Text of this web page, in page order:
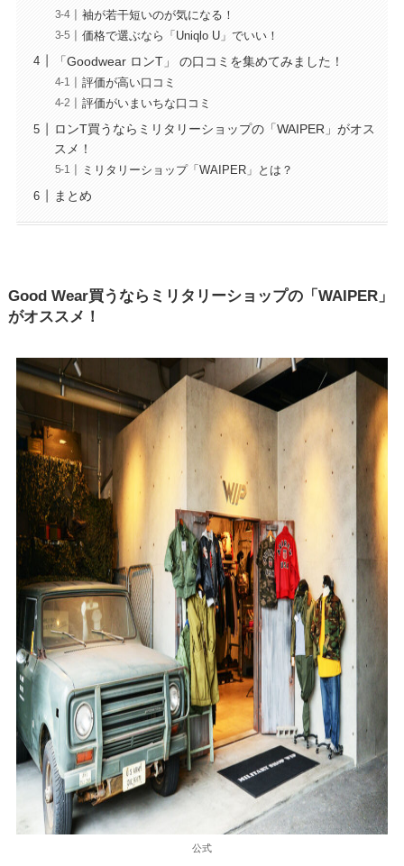
袖が若干短いのが気になる！
価格で選ぶなら「Uniqlo U」でいい！
「Goodwear ロンT」 の口コミを集めてみました！
評価が高い口コミ
評価がいまいちな口コミ
ロンT買うならミリタリーショップの「WAIPER」がオス
スメ！
ミリタリーショップ「WAIPER」とは？
まとめ
Good Wear買うならミリタリーショップの「WAIPER」
がオススメ！
公式